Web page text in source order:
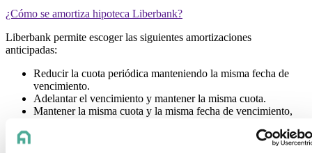
¿Cómo se amortiza hipoteca Liberbank?
Liberbank permite escoger las siguientes amortizaciones
anticipadas:
Reducir la cuota periódica manteniendo la misma fecha de
vencimiento.
Adelantar el vencimiento y mantener la misma cuota.
Mantener la misma cuota y la misma fecha de vencimiento,
intereses y seguir pagando cuotas similares a las iniciales una